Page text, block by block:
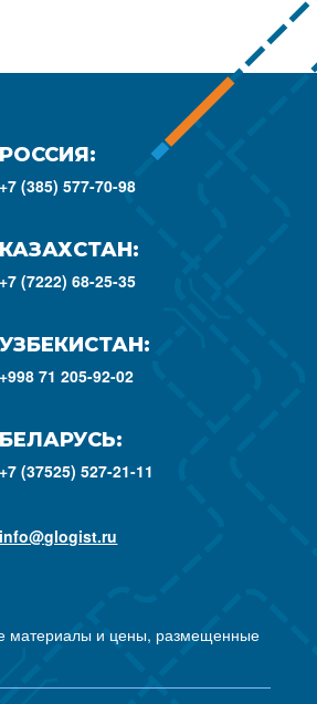
РОССИЯ:
+7 (385) 577-70-98
КАЗАХСТАН:
+7 (7222) 68-25-35
УЗБЕКИСТАН:
+998 71 205-92-02
БЕЛАРУСЬ:
+7 (37525) 527-21-11
info@glogist.ru
материалы и цены, размещенные